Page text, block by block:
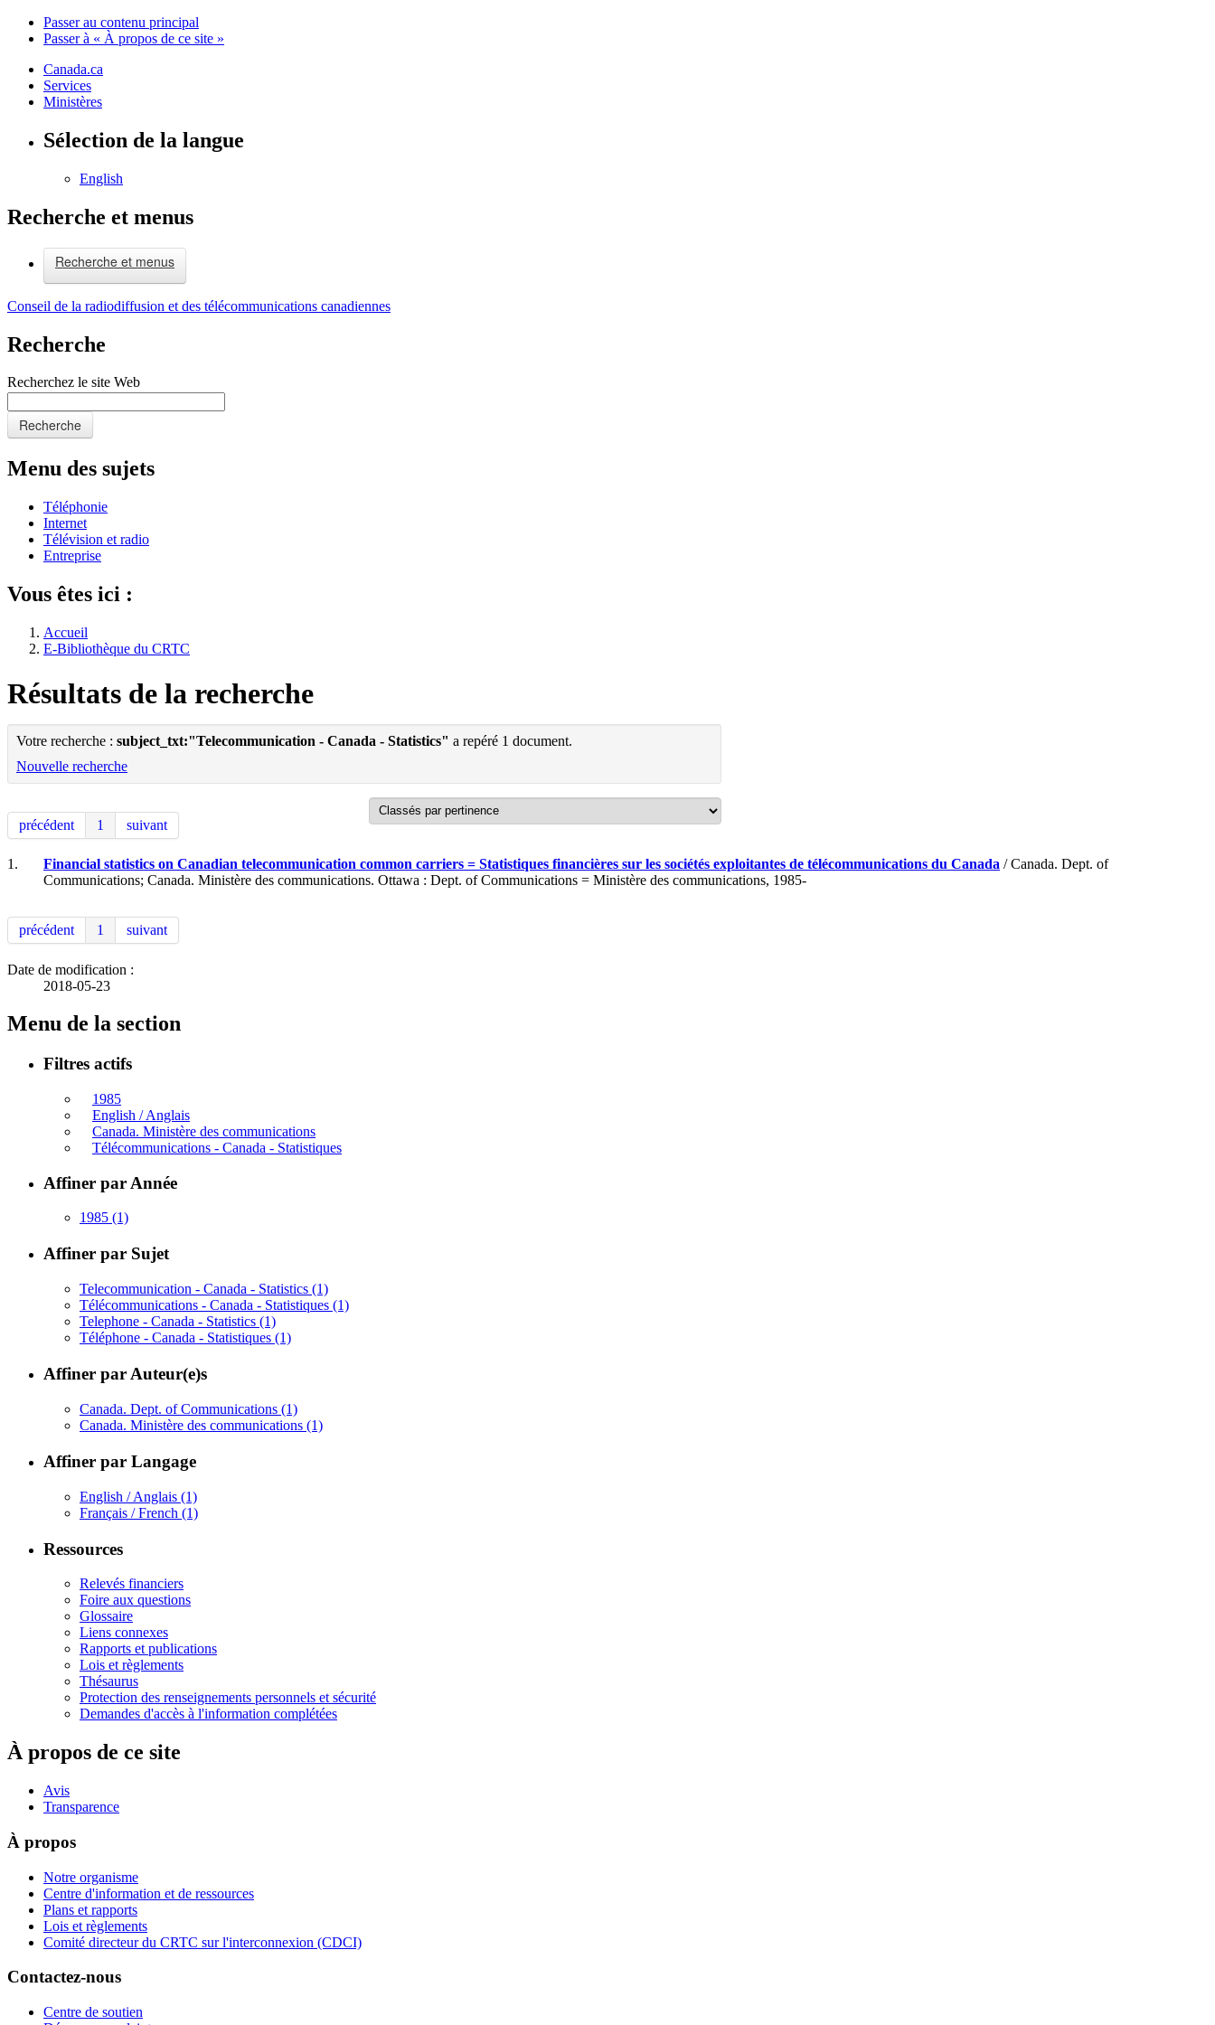
Passer au contenu principal
Passer à « À propos de ce site »
Canada.ca
Services
Ministères
Sélection de la langue
English
Recherche et menus
Recherche et menus
Conseil de la radiodiffusion et des télécommunications canadiennes
Recherche
Recherchez le site Web
Recherche
Menu des sujets
Téléphonie
Internet
Télévision et radio
Entreprise
Vous êtes ici :
Accueil
E-Bibliothèque du CRTC
Résultats de la recherche
Votre recherche : subject_txt:"Telecommunication - Canada - Statistics" a repéré 1 document.
Nouvelle recherche
précédent 1 suivant
1. Financial statistics on Canadian telecommunication common carriers = Statistiques financières sur les sociétés exploitantes de télécommunications du Canada / Canada. Dept. of
Communications; Canada. Ministère des communications. Ottawa : Dept. of Communications = Ministère des communications, 1985-
précédent 1 suivant
Date de modification :
2018-05-23
Menu de la section
Filtres actifs
1985
English / Anglais
Canada. Ministère des communications
Télécommunications - Canada - Statistiques
Affiner par Année
1985 (1)
Affiner par Sujet
Telecommunication - Canada - Statistics (1)
Télécommunications - Canada - Statistiques (1)
Telephone - Canada - Statistics (1)
Téléphone - Canada - Statistiques (1)
Affiner par Auteur(e)s
Canada. Dept. of Communications (1)
Canada. Ministère des communications (1)
Affiner par Langage
English / Anglais (1)
Français / French (1)
Ressources
Relevés financiers
Foire aux questions
Glossaire
Liens connexes
Rapports et publications
Lois et règlements
Thésaurus
Protection des renseignements personnels et sécurité
Demandes d'accès à l'information complétées
À propos de ce site
Avis
Transparence
À propos
Notre organisme
Centre d'information et de ressources
Plans et rapports
Lois et règlements
Comité directeur du CRTC sur l'interconnexion (CDCI)
Contactez-nous
Centre de soutien